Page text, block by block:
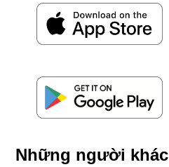
Những người khác